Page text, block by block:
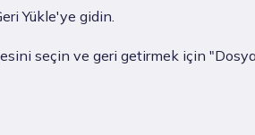
Yükle'ye gidin.
seçin ve geri getirmek için